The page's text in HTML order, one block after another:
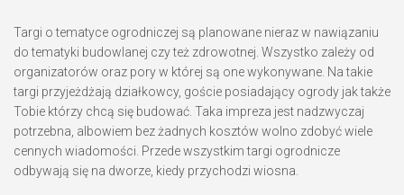
Targi o tematyce ogrodniczej są planowane nieraz w nawiązaniu
do tematyki budowlanej czy też zdrowotnej. Wszystko zależy od
organizatorów oraz pory w której są one wykonywane. Na takie
targi przyjeżdżają działkowcy, goście posiadający ogrody jak także
Tobie którzy chcą się budować. Taka impreza jest nadzwyczaj
potrzebna, albowiem bez żadnych kosztów wolno zdobyć wiele
cennych wiadomości. Przede wszystkim targi ogrodnicze
odbywają się na dworze, kiedy przychodzi wiosna.